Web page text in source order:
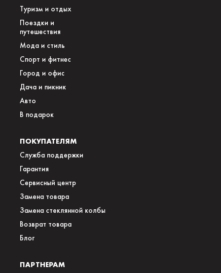
Туризм и отдых
Поездки и
путешествия
Мода и стиль
Спорт и фитнес
Город и офис
Дача и пикник
Авто
В подарок
ПОКУПАТЕЛЯМ
Служба поддержки
Гарантия
Сервисный центр
Замена товара
Замена стеклянной колбы
Возврат товара
Блог
ПАРТНЕРАМ